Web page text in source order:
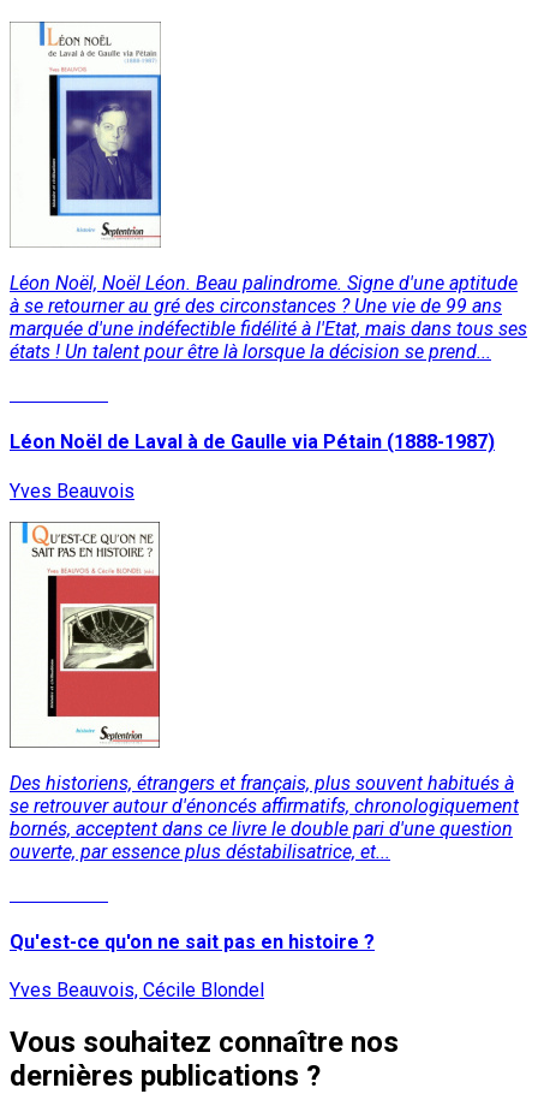
Léon Noël, Noël Léon. Beau palindrome. Signe d'une aptitude
à se retourner au gré des circonstances ? Une vie de 99 ans
marquée d'une indéfectible fidélité à l'Etat, mais dans tous ses
états ! Un talent pour être là lorsque la décision se prend...
Léon Noël de Laval à de Gaulle via Pétain (1888-1987)
Yves Beauvois
Des historiens, étrangers et français, plus souvent habitués à
se retrouver autour d'énoncés affirmatifs, chronologiquement
bornés, acceptent dans ce livre le double pari d'une question
ouverte, par essence plus déstabilisatrice, et...
Qu'est-ce qu'on ne sait pas en histoire ?
Yves Beauvois, Cécile Blondel
Vous souhaitez connaître nos
dernières publications ?